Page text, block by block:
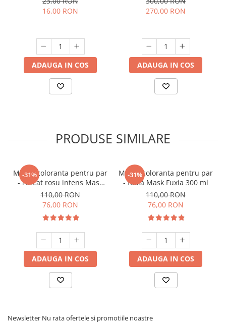
16,00 RON
ADAUGA IN COS
270,00 RON
ADAUGA IN COS
PRODUSE SIMILARE
-31%
Masca coloranta pentru par
- roscat rosu intens Mask
Intense Red 300 ml
110,00 RON
76,00 RON
ADAUGA IN COS
-31%
Masca coloranta pentru par
- fuxia Mask Fuxia 300 ml
110,00 RON
76,00 RON
ADAUGA IN COS
Newsletter Nu rata ofertele si promotiile noastre